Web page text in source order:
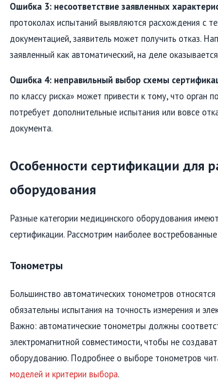
Ошибка 3: несоответствие заявленных
протоколах испытаний выявляются расхождения с
документацией, заявитель может получить отказ.
заявленный как автоматический, на деле
Ошибка 4: неправильный выбор схемы
по классу риска» может привести к тому, что орган
потребует дополнительные испытания или вовсе
документа.
Особенности сертификации для
оборудования
Разные категории медицинского оборудования
сертификации. Рассмотрим наиболее
Тонометры
Большинство автоматических тонометров
обязательны испытания на точность измерения и
Важно: автоматические тонометры должны
электромагнитной совместимости, чтобы не
оборудованию. Подробнее о выборе тонометров
моделей и критерии выбора.